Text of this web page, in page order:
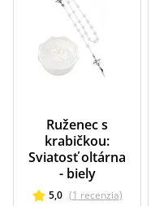
Ruženec s
krabičkou:
Sviatosť oltárna
- biely
5,0 (1 recenzia)